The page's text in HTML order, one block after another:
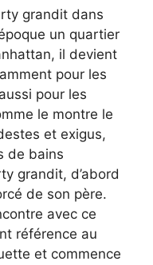
grandit dans
un quartier
il devient
pour les
pour les
le montre le
et exigus,
de bains
grandit, d’abord
de son père.
avec ce
référence au
et commence